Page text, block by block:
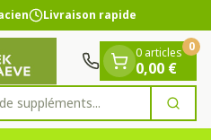
Livraison rapide
de supplément
0 articles
0,00 €
0